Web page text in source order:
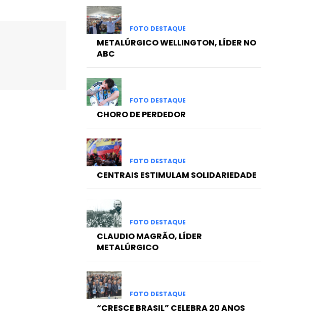
FOTO DESTAQUE
METALÚRGICO WELLINGTON, LÍDER NO
ABC
FOTO DESTAQUE
CHORO DE PERDEDOR
FOTO DESTAQUE
CENTRAIS ESTIMULAM SOLIDARIEDADE
FOTO DESTAQUE
CLAUDIO MAGRÃO, LÍDER
METALÚRGICO
FOTO DESTAQUE
“CRESCE BRASIL” CELEBRA 20 ANOS